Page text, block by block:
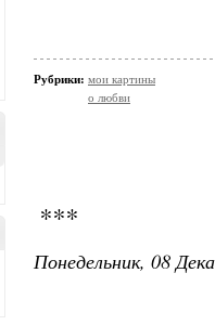
Рубрики: мои картины
о любви
***
Понедельник, 08